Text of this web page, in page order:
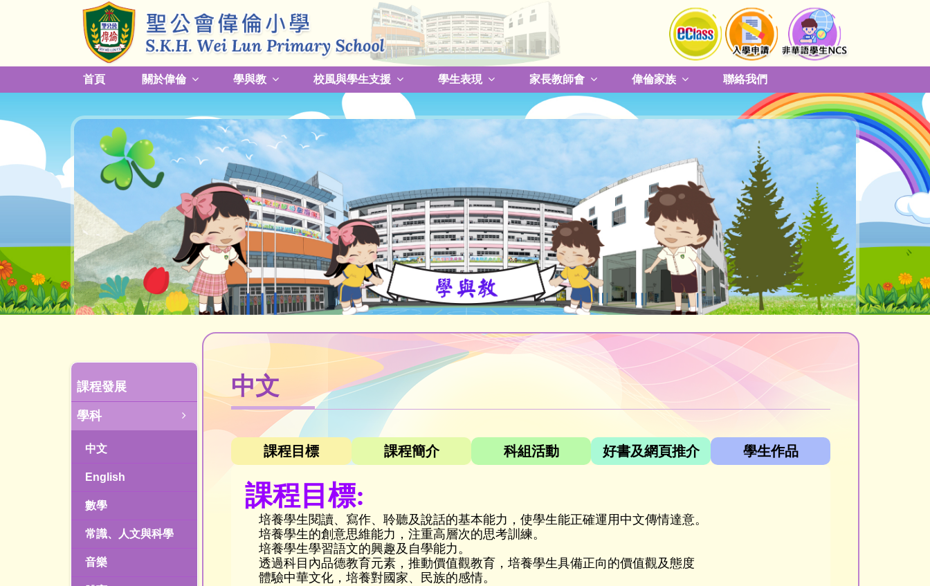
首頁 關於偉倫 學與教 校風與學生支援 學生表現 家長教師會 偉倫家族 聯絡我們
課程發展
學科
中文
English
數學
常識、人文與科學
音樂
中文
課程目標 課程簡介 科組活動 好書及網頁推介 學生作品
課程目標:
培養學生閱讀、寫作、聆聽及說話的基本能力，使學生能正確運用中文傳情達意。
培養學生的創意思維能力，注重高層次的思考訓練。
培養學生學習語文的興趣及自學能力。
透過科目內品德教育元素，推動價值觀教育，培養學生具備正向的價值觀及態度
體驗中華文化，培養對國家、民族的感情。